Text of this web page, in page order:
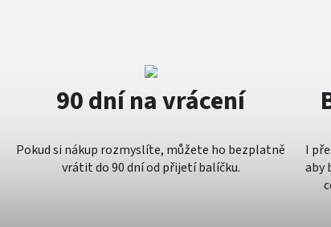
90 dní na vrácení
Pokud si nákup rozmyslíte, můžete ho bezplatně
vrátit do 90 dní od přijetí balíčku.
I
aby